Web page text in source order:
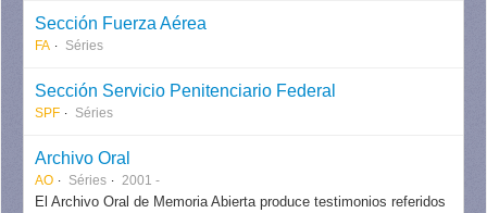
Sección Fuerza Aérea
FA Séries
Sección Servicio Penitenciario Federal
SPF Séries
Archivo Oral
AO Séries 2001 -
El Archivo Oral de Memoria Abierta produce testimonios referidos